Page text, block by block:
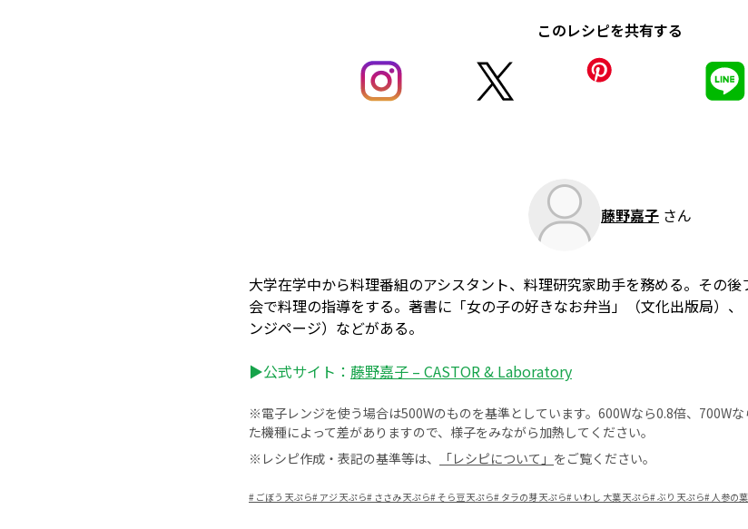
このレシピを共有する
藤野嘉子 さん
大学在学中から料理番組のアシスタント、料理研究家助手を務める。その
会で料理の指導をする。著書に「女の子の好きなお弁当」（文化出版局）
ンジページ）などがある。
▶公式サイト： 藤野嘉子 – CASTOR & Laboratory
※電子レンジを使う場合は500Wのものを基準としています。600Wなら0.8倍、700W
た機種によって差がありますので、様子をみながら加熱してください。
※レシピ作成・表記の基準等は、
「レシピについて」 をご覧ください。
# ごぼう 天ぷら# アジ 天ぷら# ささみ 天ぷら#そら豆 天ぷら# タラの芽 天ぷら# いわし 大葉 天ぷら#ぶり 天ぷら#人参の